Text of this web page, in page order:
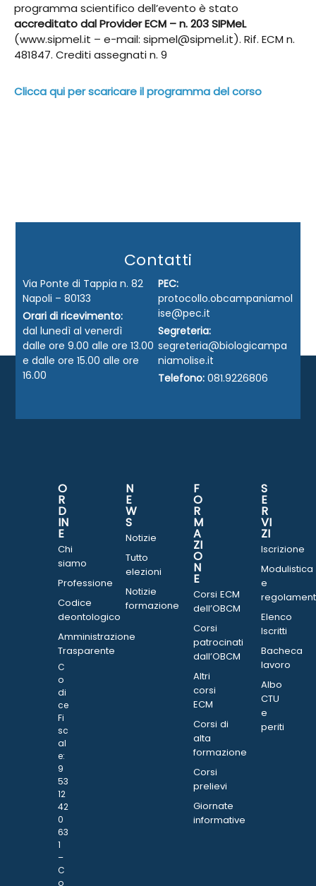
programma scientifico dell’evento è stato
accreditato dal Provider ECM – n. 203 SIPMeL
(www.sipmel.it – e-mail: sipmel@sipmel.it). Rif. ECM n.
481847. Crediti assegnati n. 9
Clicca qui per scaricare il programma del corso
Contatti
Via Ponte di Tappia n. 82
Napoli – 80133
Orari di ricevimento:
dal lunedì al venerdì
dalle ore 9.00 alle ore 13.00
e dalle ore 15.00 alle ore
16.00
PEC:
protocollo.obcampaniamol
ise@pec.it
Segreteria:
segreteria@biologicampa
niamolise.it
Telefono: 081.9226806
O
R
D
IN
E
Chi
siamo
Professione
Codice
deontologico
Amministrazione
Trasparente
C
o
di
ce
Fi
sc
al
e:
9
53
12
42
0
63
1
–
C
o
N
E
W
S
Notizie
Tutto
elezioni
Notizie
formazione
F
O
R
M
A
ZI
O
N
E
Corsi ECM
dell’OBCM
Corsi
patrocinati
dall’OBCM
Altri
corsi
ECM
Corsi di
alta
formazione
Corsi
prelievi
Giornate
informative
S
E
R
VI
ZI
Iscrizione
Modulistica
e
Elenco
Iscritti
Bacheca
lavoro
Albo
CTU
e
periti